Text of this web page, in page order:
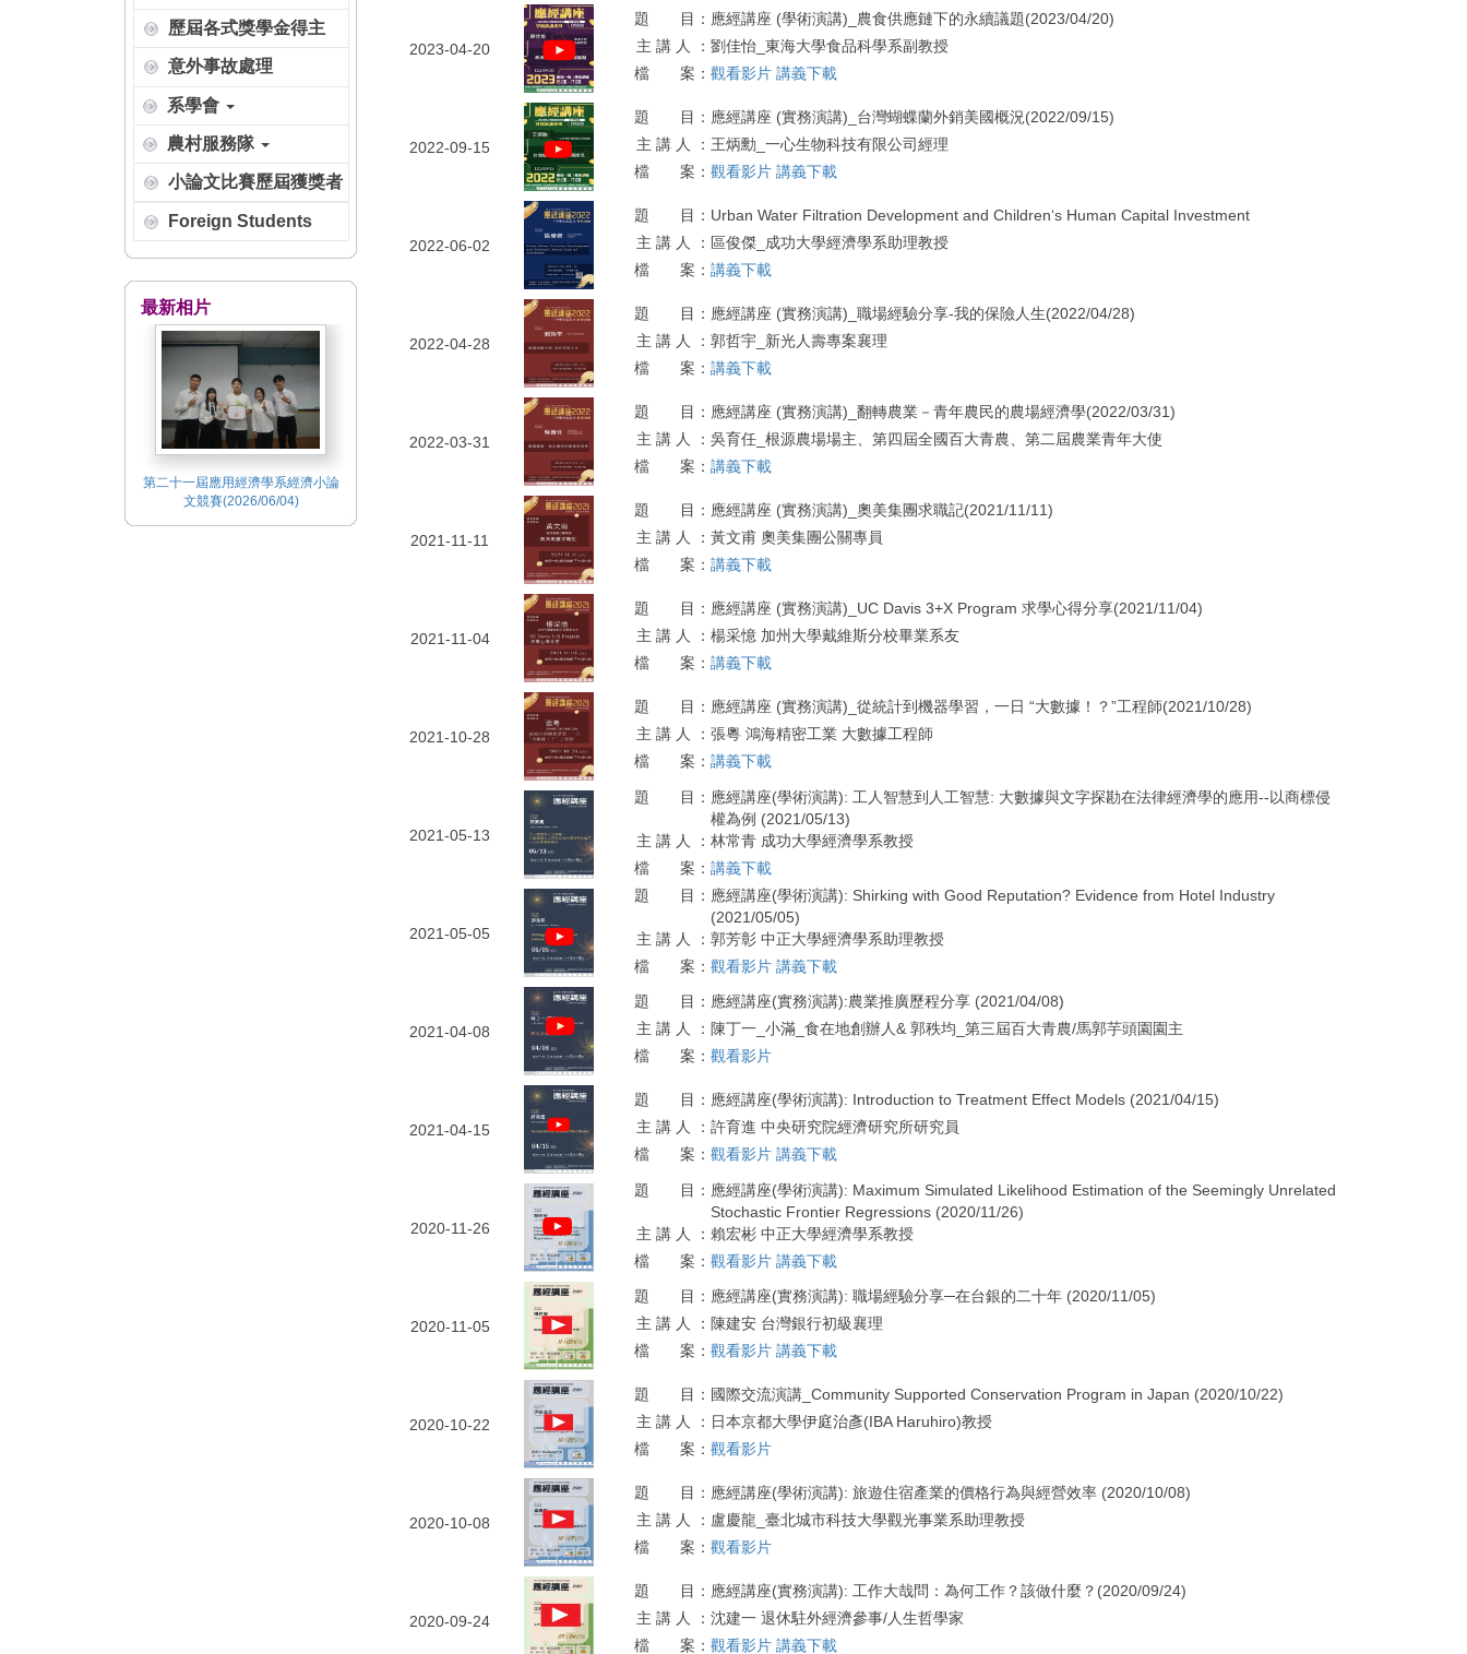
歷屆各式獎學金得主
意外事故處理
系學會
農村服務隊
小論文比賽歷屆獲獎者
Foreign Students
最新相片
第二十一屆應用經濟學系經濟小論
文競賽(2026/06/04)
第二十一屆應用經濟學系經濟小論
2023-04-20
題 目： 應經講座 (學術演講)_農食供應鏈下的永續議題(2023/04/20)
主 講 人 ： 劉佳怡_東海大學食品科學系副教授
檔 案： 觀看影片 講義下載
2022-09-15
題 目： 應經講座 (實務演講)_台灣蝴蝶蘭外銷美國概況(2022/09/15)
主 講 人 ： 王炳勳_一心生物科技有限公司經理
檔 案： 觀看影片 講義下載
2022-06-02
題 目： Urban Water Filtration Development and Children‘s Human Capital Investment
主 講 人 ： 區俊傑_成功大學經濟學系助理教授
檔 案： 講義下載
2022-04-28
題 目： 應經講座 (實務演講)_職場經驗分享-我的保險人生(2022/04/28)
主 講 人 ： 郭哲宇_新光人壽專案襄理
檔 案： 講義下載
2022-03-31
題 目： 應經講座 (實務演講)_翻轉農業－青年農民的農場經濟學(2022/03/31)
主 講 人 ： 吳育任_根源農場場主、第四屆全國百大青農、第二屆農業青年大使
檔 案： 講義下載
2021-11-11
題 目： 應經講座 (實務演講)_奧美集團求職記(2021/11/11)
主 講 人 ： 黃文甫 奧美集團公關專員
檔 案： 講義下載
2021-11-04
題 目： 應經講座 (實務演講)_UC Davis 3+X Program 求學心得分享(2021/11/04)
主 講 人 ： 楊采憶 加州大學戴維斯分校畢業系友
檔 案： 講義下載
2021-10-28
題 目： 應經講座 (實務演講)_從統計到機器學習，一日 “大數據！？”工程師(2021/10/28)
主 講 人 ： 張粵 鴻海精密工業 大數據工程師
檔 案： 講義下載
2021-05-13
題 目： 應經講座(學術演講): 工人智慧到人工智慧: 大數據與文字探勘在法律經濟學的應用--以商標侵
權為例 (2021/05/13)
主 講 人 ： 林常青 成功大學經濟學系教授
檔 案： 講義下載
2021-05-05
題 目： 應經講座(學術演講): Shirking with Good Reputation? Evidence from Hotel Industry
(2021/05/05)
主 講 人 ： 郭芳彰 中正大學經濟學系助理教授
檔 案： 觀看影片 講義下載
2021-04-08
題 目： 應經講座(實務演講):農業推廣歷程分享 (2021/04/08)
主 講 人 ： 陳丁一_小滿_食在地創辦人& 郭秩均_第三屆百大青農/馬郭芋頭園園主
檔 案： 觀看影片
2021-04-15
題 目： 應經講座(學術演講): Introduction to Treatment Effect Models (2021/04/15)
主 講 人 ： 許育進 中央研究院經濟研究所研究員
檔 案： 觀看影片 講義下載
2020-11-26
題 目： 應經講座(學術演講): Maximum Simulated Likelihood Estimation of the Seemingly Unrelated
Stochastic Frontier Regressions (2020/11/26)
主 講 人 ： 賴宏彬 中正大學經濟學系教授
檔 案： 觀看影片 講義下載
2020-11-05
題 目： 應經講座(實務演講): 職場經驗分享─在台銀的二十年 (2020/11/05)
主 講 人 ： 陳建安 台灣銀行初級襄理
檔 案： 觀看影片 講義下載
2020-10-22
題 目： 國際交流演講_Community Supported Conservation Program in Japan (2020/10/22)
主 講 人 ： 日本京都大學伊庭治彥(IBA Haruhiro)教授
檔 案： 觀看影片
2020-10-08
題 目： 應經講座(學術演講): 旅遊住宿產業的價格行為與經營效率 (2020/10/08)
主 講 人 ： 盧慶龍_臺北城市科技大學觀光事業系助理教授
檔 案： 觀看影片
2020-09-24
題 目： 應經講座(實務演講): 工作大哉問：為何工作？該做什麼？(2020/09/24)
主 講 人 ： 沈建一 退休駐外經濟參事/人生哲學家
檔 案： 觀看影片 講義下載